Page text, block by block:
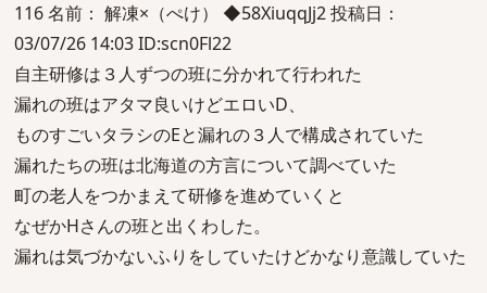
116 名前： 解凍×（ぺけ） ◆58XiuqqJj2 投稿日：
03/07/26 14:03 ID:scn0Fl22
自主研修は３人ずつの班に分かれて行われた
漏れの班はアタマ良いけどエロいD、
ものすごいタラシのEと漏れの３人で構成されていた
漏れたちの班は北海道の方言について調べていた
町の老人をつかまえて研修を進めていくと
なぜかHさんの班と出くわした。
漏れは気づかないふりをしていたけどかなり意識していた